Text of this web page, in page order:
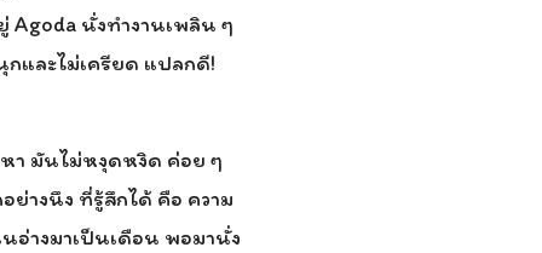
Agoda นั่งทำงานเพลิน ๆ
และไม่เครียด แปลกดี!
า มันไม่หงุดหงิด ค่อย ๆ
างนึง ที่รู้สึกได้ คือ ความ
อ่างมาเป็นเดือน พอมานั่ง